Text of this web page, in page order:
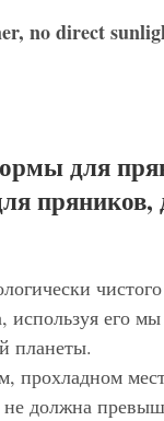
no direct
для
пряников,
используя его
планеты.
прохладном
должна